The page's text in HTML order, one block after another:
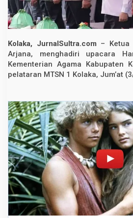
a
r
H
a
r
i
A
B
a
k
t
e
-
7
9
K
e
m
n
a
Kolaka, JurnalSultra.com – Ketua
Arjana, menghadiri upacara
Kementerian Agama Kabupaten
pelataran MTSN 1 Kolaka, Jum’at